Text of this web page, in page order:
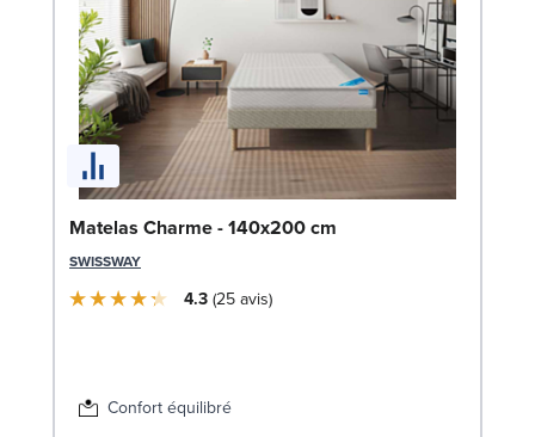
Matelas Charme - 140x200 cm
SWISSWAY
4.3 25 avis
Confort équilibré